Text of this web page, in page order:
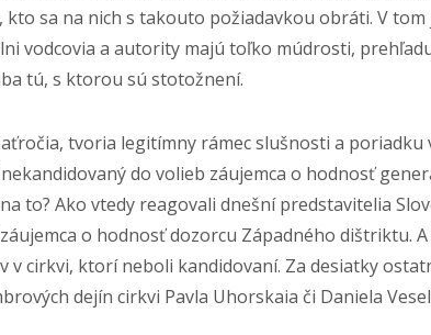
sa na nich s takouto požiadavkou obráti. V tom
vodcovia a autority majú toľko múdrosti,
tú, s ktorou sú stotožnení.
tvoria legitímny rámec slušnosti a
do volieb záujemca o hodnosť
to? Ako vtedy reagovali dnešní predstavitelia
o hodnosť dozorcu Západného dištriktu.
cirkvi, ktorí neboli kandidovaní. Za desiatky
dejín cirkvi Pavla Uhorskaia či Daniela